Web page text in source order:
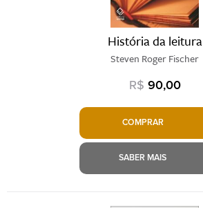
História da leitura
Steven Roger Fischer
R$ 90,00
COMPRAR
SABER MAIS